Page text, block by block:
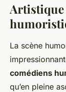
Artistique
La scène
comédiens
qu’en pleine